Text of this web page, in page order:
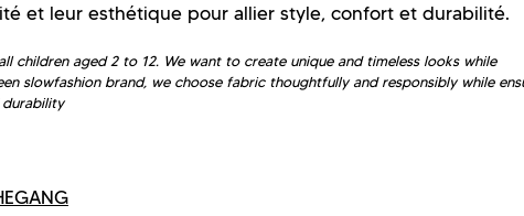
et leur esthétique pour allier style, confort et durabilité.
children aged 2 to 12. We want to create unique and timeless looks while
slowfashion brand, we choose fabric thoughtfully and responsibly while